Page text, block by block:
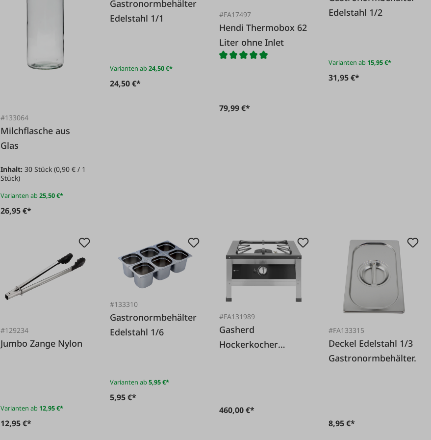
#133064
Milchflasche aus
Glas
Inhalt:30 Stück(0,90 € / 1
Stück)
Varianten ab25,50 €*
26,95 €*
Gastronormbehälter
Edelstahl 1/1
Varianten ab24,50 €*
24,50 €*
#FA17497
Hendi Thermobox 62
Liter ohne Inlet
79,99 €*
Edelstahl 1/2
Varianten ab 15,95 €*
31,95 €*
#129234
Jumbo Zange Nylon
Varianten ab 12,95 €*
12,95 €*
#133310
Gastronormbehälter
Edelstahl 1/6
Varianten ab5,95 €*
5,95 €*
#FA131989
Gasherd
Hockerkocher
460,00 €*
#FA133315
Deckel Edelstahl 1/3
Gastronormbehälter.
8,95 €*